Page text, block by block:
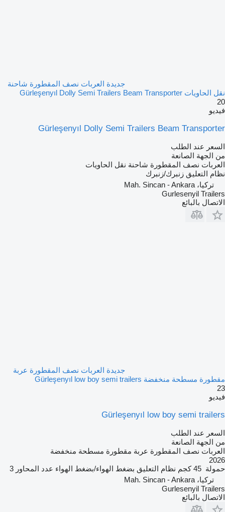
جديدة العربات نصف المقطورة شاحنة
نقل الحاويات Gürleşenyıl Dolly Semi Trailers Beam Transporter
20
فيديو
Gürleşenyıl Dolly Semi Trailers Beam Transporter
السعر عند الطلب
من الجهة الصانعة
العربات نصف المقطورة شاحنة نقل الحاويات
نظام التعليق زنبرك/زنبرك
تركيا، Mah. Sincan - Ankara
Gurlesenyil Trailers
الاتصال بالبائع
جديدة العربات نصف المقطورة عربة
مقطورة مسطحة منخفضة Gürleşenyıl low boy semi trailers
23
فيديو
Gürleşenyıl low boy semi trailers
السعر عند الطلب
من الجهة الصانعة
العربات نصف المقطورة عربة مقطورة مسطحة منخفضة
2026
حمولة 45 كجم نظام التعليق بضغط الهواء/بضغط الهواء عدد المحاور 3
تركيا، Mah. Sincan - Ankara
Gurlesenyil Trailers
الاتصال بالبائع